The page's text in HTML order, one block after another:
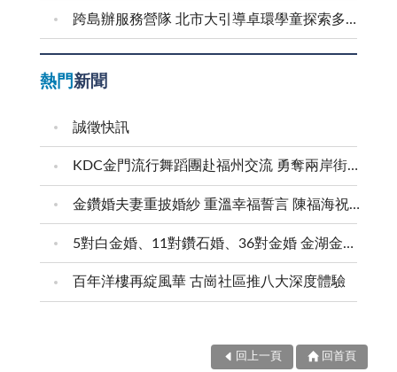
跨島辦服務營隊 北市大引導卓環學童探索多元能力
熱門新聞
誠徵快訊
KDC金門流行舞蹈團赴福州交流 勇奪兩岸街舞賽三等獎
金鑽婚夫妻重披婚紗 重溫幸福誓言 陳福海祝福牽手半世紀 情深相守成典範
5對白金婚、11對鑽石婚、36對金婚 金湖金沙夫妻共享榮耀時刻 陳福海表揚金鑽婚夫妻 向半世紀相守家庭典範致敬
百年洋樓再綻風華 古崗社區推八大深度體驗
回上一頁 回首頁